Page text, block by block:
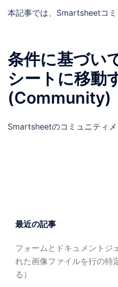
本記事では、Smartsheetコ
条件に基づい
シートに移動
(Community)
Smartsheetのコミュニティ
最近の記事
フォームとドキュメントジ
れた画像ファイルを行の特
る）